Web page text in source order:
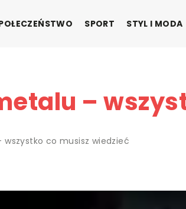
SPORT STYL I MODA
–
co musisz wiedzieć